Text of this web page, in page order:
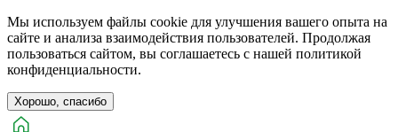
Мы используем файлы cookie для улучшения вашего опыта на
сайте и анализа взаимодействия пользователей. Продолжая
пользоваться сайтом, вы соглашаетесь с нашей политикой
конфиденциальности.
Хорошо, спасибо